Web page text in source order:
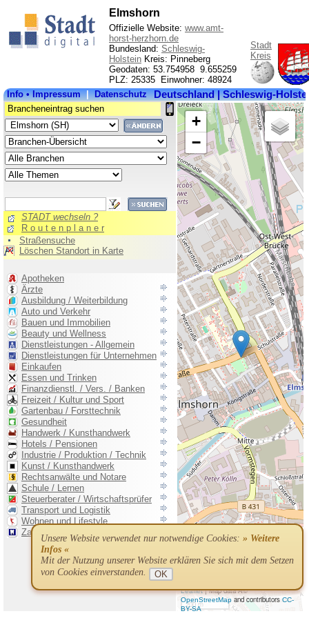
Elmshorn
Offizielle Website: www.amt-
horst-herzhorn.de
Bundesland: Schleswig-
Holstein Kreis: Pinneberg
Geodaten: 53.754958 9.655259
PLZ: 25335 Einwohner: 48924
Stadt
Kreis
Unsere Website verwendet nur notwendige Cookies: » Weitere
Infos «
Mit der Nutzung unserer Website erklären Sie sich mit dem Setzen
von Cookies einverstanden.
OK